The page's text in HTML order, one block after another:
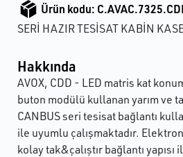
Ürün kodu:
SERİ HAZIR TESİSAT KABİN
Hakkında
AVOX, CDD - LED matris kat
buton modülü kullanan yarım ve
CANBUS seri tesisat bağlantı
ile uyumlu çalışmaktadır.
kolay tak&çalıştır bağlantı